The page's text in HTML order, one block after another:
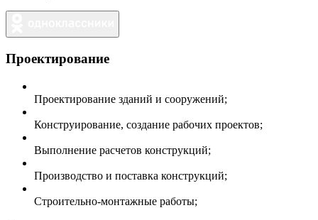
Проектирование
Проектирование зданий и сооружений;
Конструирование, создание рабочих проектов;
Выполнение расчетов конструкций;
Производство и поставка конструкций;
Строительно-монтажные работы;